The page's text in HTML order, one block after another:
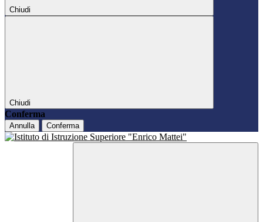
Chiudi
Chiudi
Conferma
Annulla Conferma